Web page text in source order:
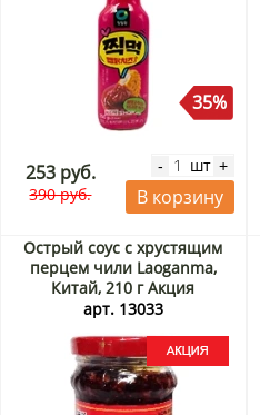
35%
253 руб.
390 руб.
- шт +
В корзину
Острый соус с хрустящим
перцем чили Laoganma,
Китай, 210 г Акция
арт. 13033